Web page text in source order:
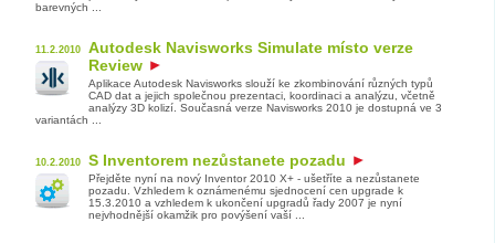
barevných ...
11.2.2010
Autodesk Navisworks Simulate místo verze
Review
Aplikace Autodesk Navisworks slouží ke zkombinování různých typů
CAD dat a jejich společnou prezentaci, koordinaci a analýzu, včetně
analýzy 3D kolizí. Současná verze Navisworks 2010 je dostupná ve 3
variantách ...
10.2.2010 S Inventorem nezůstanete pozadu
Přejděte nyní na nový Inventor 2010 X+ - ušetříte a nezůstanete
pozadu. Vzhledem k oznámenému sjednocení cen upgrade k
15.3.2010 a vzhledem k ukončení upgradů řady 2007 je nyní
nejvhodnější okamžik pro povýšení vaší ...